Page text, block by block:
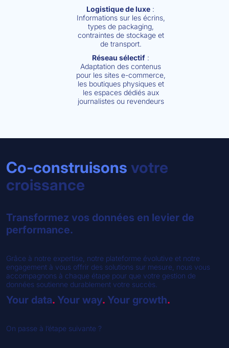
Logistique de luxe :
Informations sur les écrins,
types de packaging,
contraintes de stockage et
de transport.
Réseau sélectif:
Adaptation des contenus
pour les sites e-commerce,
les boutiques physiques et
les espaces dédiés aux
journalistes ou revendeurs
Co-construisons votre
croissance
Transformez vos données en levier de
performance.
Grâce à notre expertise, notre plateforme évolutive et notre
engagement à vous offrir des solutions sur mesure, nous vous
accompagnons à chaque étape pour que votre gestion de
données soutienne durablement votre succès.
Your data. Your way. Your growth.
On passe à l’étape suivante ?